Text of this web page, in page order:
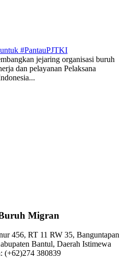
#PantauPJTKI
jejaring organisasi buruh
dan pelayanan Pelaksana
Migran
456, RT 11 RW 35, Banguntapan
Bantul, Daerah Istimewa
(+62)274 380839